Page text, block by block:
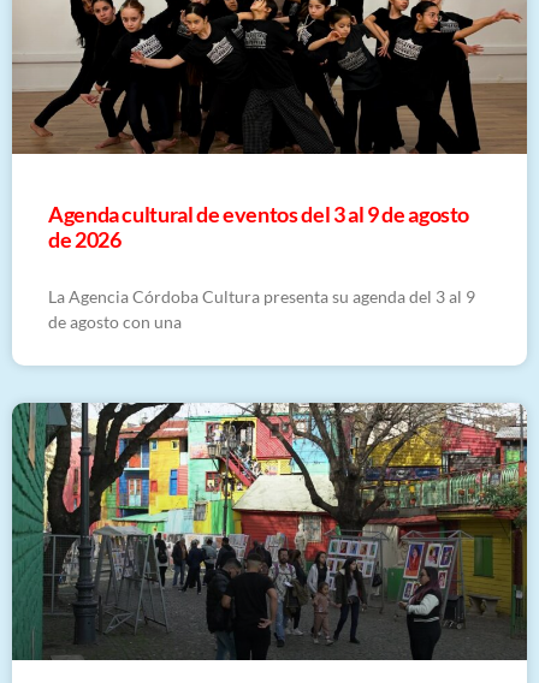
​Agenda cultural de eventos del 3 al 9 de agosto
de 2026
La Agencia Córdoba Cultura presenta su agenda del 3 al 9
de agosto con una